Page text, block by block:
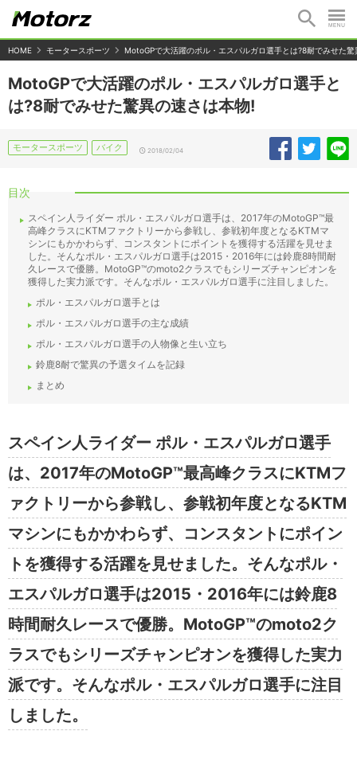
HOME モータースポーツ MotoGPで大活躍のポル・エスパルガロ選手とは?8耐でみせた
MotoGPで大活躍のポル・エスパルガロ選手と
は?8耐でみせた驚異の速さは本物!
モータースポーツ バイク 2018/02/04
目次
スペイン人ライダー ポル・エスパルガロ選手は、2017年のMotoGP™最
高峰クラスにKTMファクトリーから参戦し、参戦初年度となるKTMマ
シンにもかかわらず、コンスタントにポイントを獲得する活躍を見せま
した。そんなポル・エスパルガロ選手は2015・2016年には鈴鹿8時間耐
久レースで優勝。MotoGP™のmoto2クラスでもシリーズチャンピオンを
獲得した実力派です。そんなポル・エスパルガロ選手に注目しました。
ポル・エスパルガロ選手とは
ポル・エスパルガロ選手の主な成績
ポル・エスパルガロ選手の人物像と生い立ち
鈴鹿8耐で驚異の予選タイムを記録
まとめ
スペイン人ライダー ポル・エスパルガロ選手
は、2017年のMotoGP™最高峰クラスにKTMフ
ァクトリーから参戦し、参戦初年度となるKTM
マシンにもかかわらず、コンスタントにポイン
トを獲得する活躍を見せました。そんなポル・
エスパルガロ選手は2015・2016年には鈴鹿8
時間耐久レースで優勝。MotoGP™のmoto2ク
ラスでもシリーズチャンピオンを獲得した実力
派です。そんなポル・エスパルガロ選手に注目
しました。